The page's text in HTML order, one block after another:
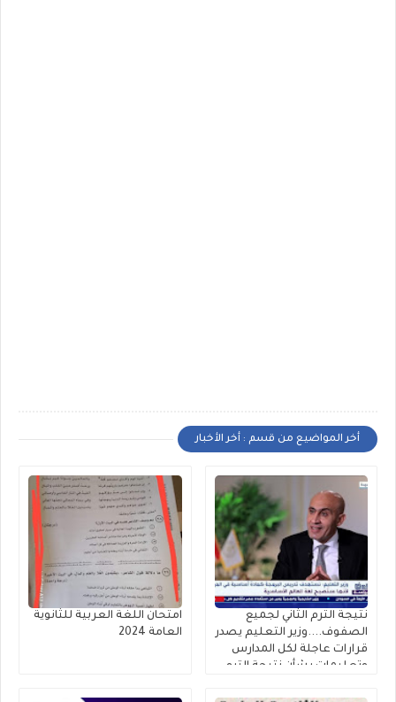
أخر المواضيع من قسم : أخر الأخبار
نتيجة الترم الثاني لجميع
الصفوف....وزير التعليم يصدر
قرارات عاجلة لكل المدارس
وتعليمات بشأن نتيجة الترم
امتحان اللغة العربية للثانوية
العامة 2024